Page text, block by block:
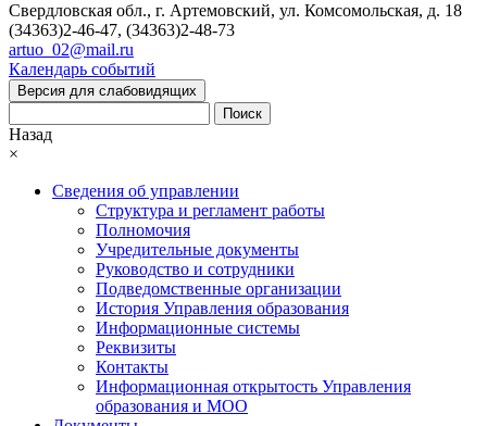
Свердловская обл., г. Артемовский, ул. Комсомольская, д. 18
(34363)2-46-47, (34363)2-48-73
artuo_02@mail.ru
Календарь событий
Версия для слабовидящих
Поиск
Назад
×
Сведения об управлении
Структура и регламент работы
Полномочия
Учредительные документы
Руководство и сотрудники
Подведомственные организации
История Управления образования
Информационные системы
Реквизиты
Контакты
Информационная открытость Управления
образования и МОО